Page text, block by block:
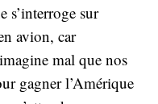
s’interroge sur
avion, car
mal que nos
gagner l’Amérique